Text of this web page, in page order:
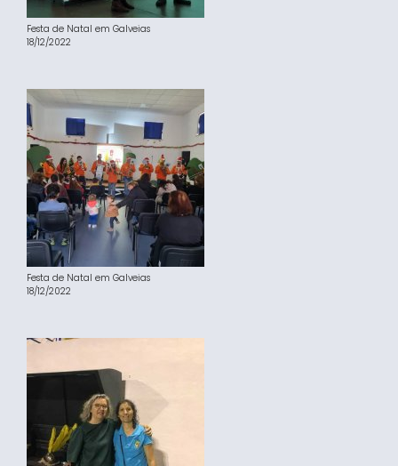
Festa de Natal em Galveias
18/12/2022
Festa de Natal em Galveias
18/12/2022